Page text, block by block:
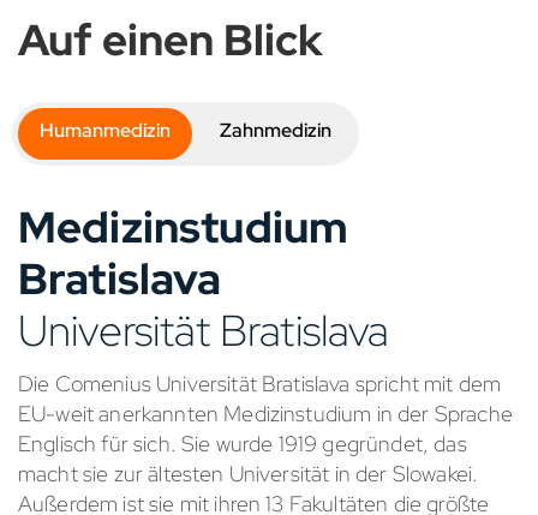
Auf einen Blick
Humanmedizin Zahnmedizin
Medizinstudium
Bratislava
Universität Bratislava
Die Comenius Universität Bratislava spricht mit dem
EU-weit anerkannten Medizinstudium in der Sprache
Englisch für sich. Sie wurde 1919 gegründet, das
macht sie zur ältesten Universität in der Slowakei.
Außerdem ist sie mit ihren 13 Fakultäten die größte